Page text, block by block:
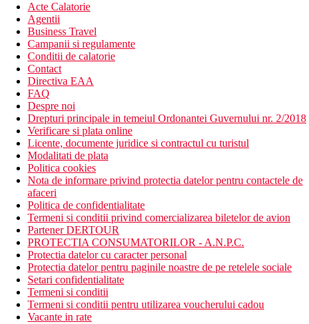
Acte Calatorie
Agentii
Business Travel
Campanii si regulamente
Conditii de calatorie
Contact
Directiva EAA
FAQ
Despre noi
Drepturi principale in temeiul Ordonantei Guvernului nr. 2/2018
Verificare si plata online
Licente, documente juridice si contractul cu turistul
Modalitati de plata
Politica cookies
Nota de informare privind protectia datelor pentru contactele de
afaceri
Politica de confidentialitate
Termeni si conditii privind comercializarea biletelor de avion
Partener DERTOUR
PROTECTIA CONSUMATORILOR - A.N.P.C.
Protectia datelor cu caracter personal
Protectia datelor pentru paginile noastre de pe retelele sociale
Setari confidentialitate
Termeni si conditii
Termeni si conditii pentru utilizarea voucherului cadou
Vacante in rate